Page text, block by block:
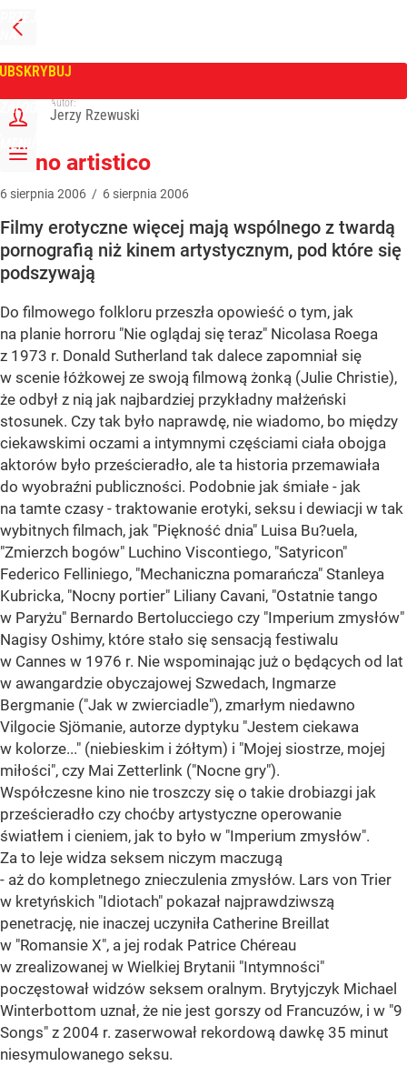
PRZEJDŹ
NA
GŁÓWNĄ
ZALOGUJ
MENU
Tygodnik Wprost
Autor:
Jerzy Rzewuski
Porno artistico
6 sierpnia 2006 / 6 sierpnia 2006
Filmy erotyczne więcej mają wspólnego z twardą
pornografią niż kinem artystycznym, pod które się
podszywają
Do filmowego folkloru przeszła opowieść o tym, jak
na planie horroru "Nie oglądaj się teraz" Nicolasa Roega
z 1973 r. Donald Sutherland tak dalece zapomniał się
w scenie łóżkowej ze swoją filmową żonką (Julie Christie),
że odbył z nią jak najbardziej przykładny małżeński
stosunek. Czy tak było naprawdę, nie wiadomo, bo między
ciekawskimi oczami a intymnymi częściami ciała obojga
aktorów było prześcieradło, ale ta historia przemawiała
do wyobraźni publiczności. Podobnie jak śmiałe - jak
na tamte czasy - traktowanie erotyki, seksu i dewiacji w tak
wybitnych filmach, jak "Piękność dnia" Luisa Bu?uela,
"Zmierzch bogów" Luchino Viscontiego, "Satyricon"
Federico Felliniego, "Mechaniczna pomarańcza" Stanleya
Kubricka, "Nocny portier" Liliany Cavani, "Ostatnie tango
w Paryżu" Bernardo Bertolucciego czy "Imperium zmysłów"
Nagisy Oshimy, które stało się sensacją festiwalu
w Cannes w 1976 r. Nie wspominając już o będących od lat
w awangardzie obyczajowej Szwedach, Ingmarze
Bergmanie ("Jak w zwierciadle"), zmarłym niedawno
Vilgocie Sjömanie, autorze dyptyku "Jestem ciekawa
w kolorze..." (niebieskim i żółtym) i "Mojej siostrze, mojej
miłości", czy Mai Zetterlink ("Nocne gry").
Współczesne kino nie troszczy się o takie drobiazgi jak
prześcieradło czy choćby artystyczne operowanie
światłem i cieniem, jak to było w "Imperium zmysłów".
Za to leje widza seksem niczym maczugą
- aż do kompletnego znieczulenia zmysłów. Lars von Trier
w kretyńskich "Idiotach" pokazał najprawdziwszą
penetrację, nie inaczej uczyniła Catherine Breillat
w "Romansie X", a jej rodak Patrice Chéreau
w zrealizowanej w Wielkiej Brytanii "Intymności"
poczęstował widzów seksem oralnym. Brytyjczyk Michael
Winterbottom uznał, że nie jest gorszy od Francuzów, i w "9
Songs" z 2004 r. zaserwował rekordową dawkę 35 minut
niesymulowanego seksu.